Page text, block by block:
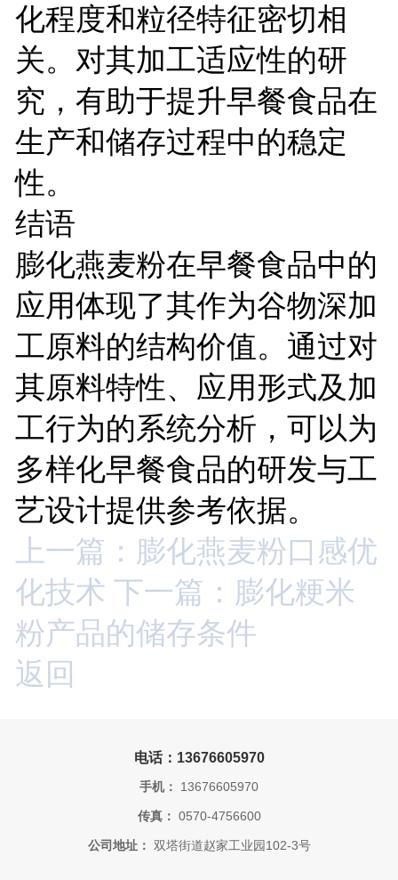
化程度和粒径特征密切相
关。对其加工适应性的研
究，有助于提升早餐食品在
生产和储存过程中的稳定
性。
结语
膨化燕麦粉在早餐食品中的
应用体现了其作为谷物深加
工原料的结构价值。通过对
其原料特性、应用形式及加
工行为的系统分析，可以为
多样化早餐食品的研发与工
艺设计提供参考依据。
上一篇：膨化燕麦粉口感优
化技术 下一篇：膨化粳米
粉产品的储存条件
返回
电话：13676605970
手机： 13676605970
传真： 0570-4756600
公司地址： 双塔街道赵家工业园102-3号